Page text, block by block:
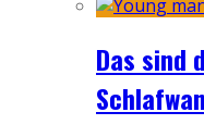
Das sind